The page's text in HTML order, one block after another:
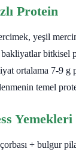
Protein
yeşil
bitkisel
ortalama 7-9 g
temel
Yemekleri
+ bulgur